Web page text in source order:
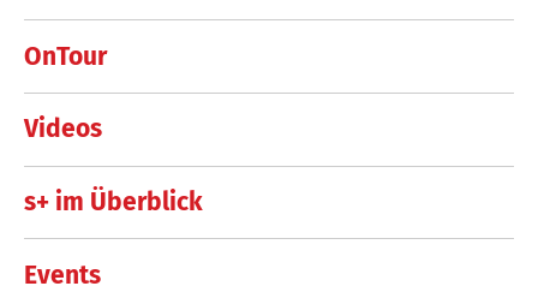
OnTour
Videos
s+ im Überblick
Events